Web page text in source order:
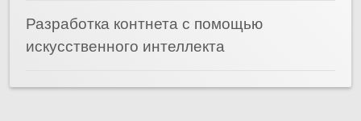
Разработка контнета с помощью
искусственного интеллекта